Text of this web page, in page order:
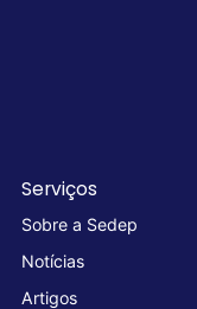
Serviços
Sobre a Sedep
Notícias
Artigos